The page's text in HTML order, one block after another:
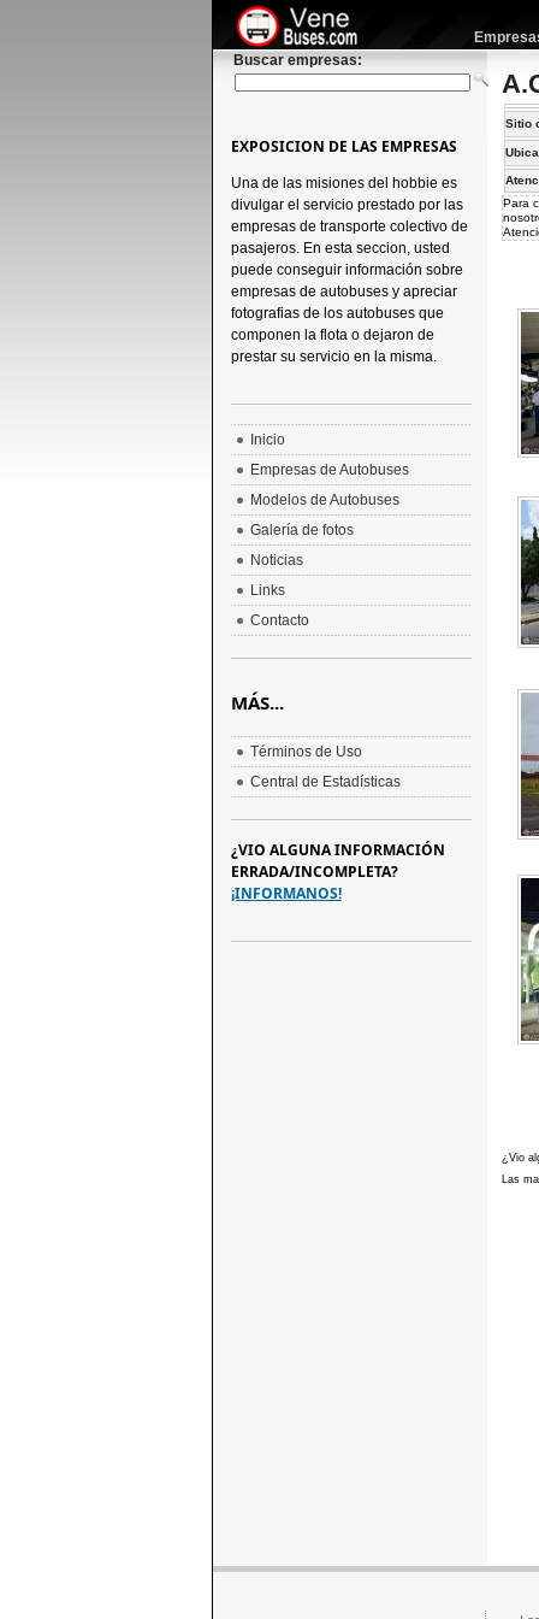
Buscar empresas:
Sitio
Para
¿Vio
Las
EXPOSICION DE LAS EMPRESAS
Una de las misiones del hobbie es
divulgar el servicio prestado por las
empresas de transporte colectivo de
pasajeros. En esta seccion, usted
puede conseguir información sobre
empresas de autobuses y apreciar
fotografias de los autobuses que
componen la flota o dejaron de
prestar su servicio en la misma.
Inicio
Empresas de Autobuses
Modelos de Autobuses
Galería de fotos
Noticias
Links
Contacto
MÁS...
Términos de Uso
Central de Estadísticas
¿VIO ALGUNA INFORMACIÓN
ERRADA/INCOMPLETA?
¡INFORMANOS!